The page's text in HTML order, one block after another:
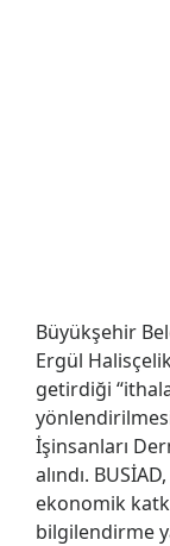
Büyükşehir
Ergül
getirdiği
İşinsanları
alındı.
ekonomik
bilgilendirme